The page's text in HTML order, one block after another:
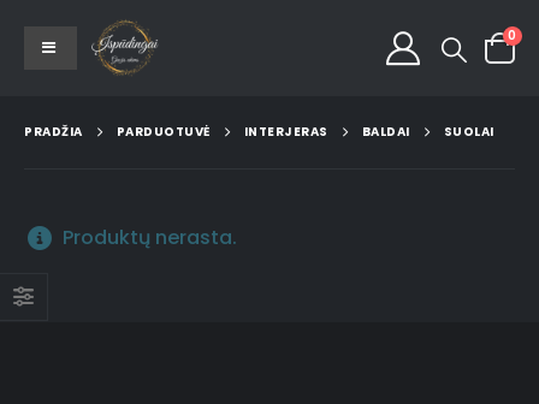
0
PRADŽIA PARDUOTUVĖ INTERJERAS BALDAI SUOLAI
Produktų nerasta.